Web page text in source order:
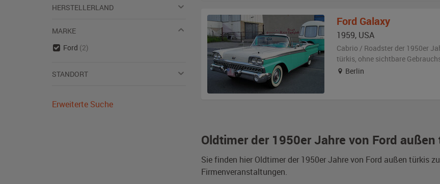
Oldtimer der 1950er Jahre von Ford
Sie finden hier Oldtimer der 1950er Jahre von Ford außen türkis
Firmenveranstaltungen.
Ford Galaxy
1959, USA
Cabrio / Roadster der 1950er
türkis, ohne sichtbare
Berlin
HERSTELLERLAND
MARKE
Ford (2)
STANDORT
Erweiterte Suche